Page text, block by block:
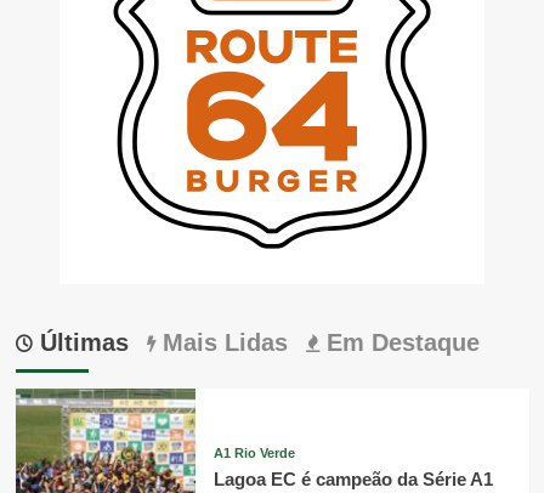
Últimas Mais Lidas Em Destaque
A1 Rio Verde
Lagoa EC é campeão da Série A1